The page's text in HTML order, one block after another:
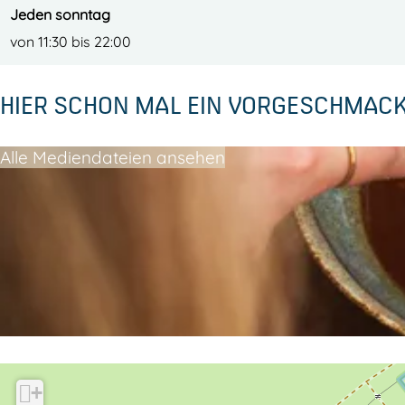
Jeden sonntag
von 11:30 bis 22:00
HIER SCHON MAL EIN
Alle Mediendateien ansehen
+